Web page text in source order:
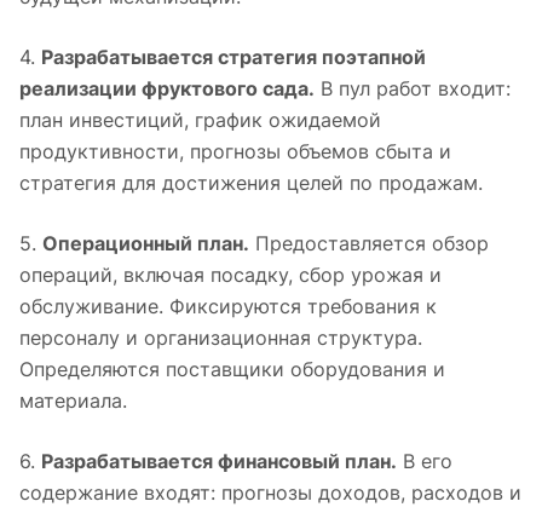
4. Разрабатывается стратегия поэтапной
реализации фруктового сада. В пул работ входит:
план инвестиций, график ожидаемой
продуктивности, прогнозы объемов сбыта и
стратегия для достижения целей по продажам.
5. Операционный план. Предоставляется обзор
операций, включая посадку, сбор урожая и
обслуживание. Фиксируются требования к
персоналу и организационная структура.
Определяются поставщики оборудования и
материала.
6. Разрабатывается финансовый план. В его
содержание входят: прогнозы доходов, расходов и